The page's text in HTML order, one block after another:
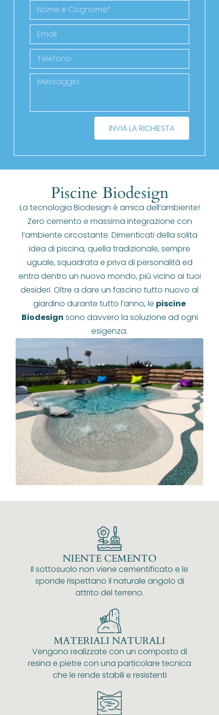
INVIA LA RICHIESTA
Piscine Biodesign
La tecnologia Biodesign è amica dell’ambiente!
Zero cemento e massima integrazione con
l’ambiente circostante. Dimenticati della solita
idea di piscina, quella tradizionale, sempre
uguale, squadrata e priva di personalità ed
entra dentro un nuovo mondo, più vicino ai tuoi
desideri. Oltre a dare un fascino tutto nuovo al
giardino durante tutto l’anno, le piscine
Biodesign sono davvero la soluzione ad ogni
esigenza.
NIENTE CEMENTO
Il sottosuolo non viene cementificato e le
sponde rispettano il naturale angolo di
attrito del terreno.
MATERIALI NATURALI
Vengono realizzate con un composto di
resina e pietre con una particolare tecnica
che le rende stabili e resistenti